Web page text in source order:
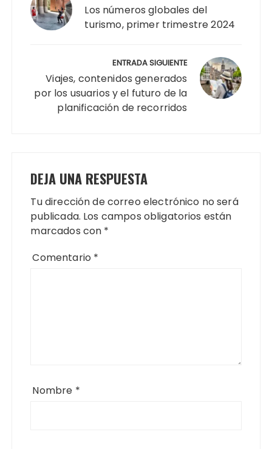
entradas
Los números globales del
turismo, primer trimestre 2024
ENTRADA SIGUIENTE
Viajes, contenidos generados
por los usuarios y el futuro de la
planificación de recorridos
DEJA UNA RESPUESTA
Tu dirección de correo electrónico no será
publicada. Los campos obligatorios están
marcados con *
Comentario *
Nombre *